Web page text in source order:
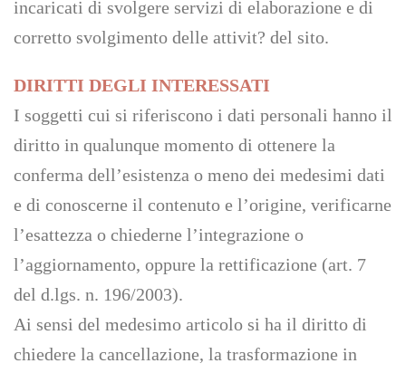
incaricati di svolgere servizi di elaborazione e di
corretto svolgimento delle attivit? del sito.
DIRITTI DEGLI INTERESSATI
I soggetti cui si riferiscono i dati personali hanno il
diritto in qualunque momento di ottenere la
conferma dell’esistenza o meno dei medesimi dati
e di conoscerne il contenuto e l’origine, verificarne
l’esattezza o chiederne l’integrazione o
l’aggiornamento, oppure la rettificazione (art. 7
del d.lgs. n. 196/2003).
Ai sensi del medesimo articolo si ha il diritto di
chiedere la cancellazione, la trasformazione in